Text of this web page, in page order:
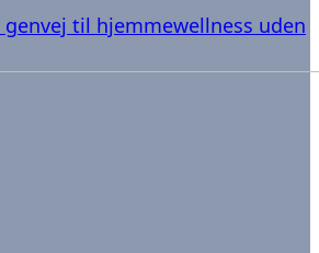
til hjemmewellness uden